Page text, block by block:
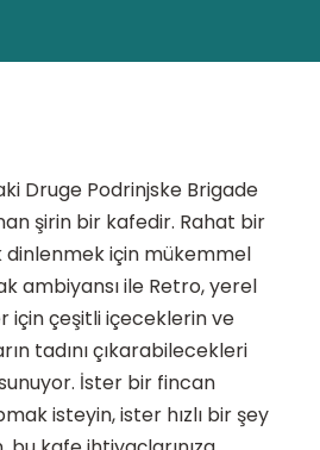
Druge Podrinjske Brigade
şirin bir kafedir. Rahat bir
için mükemmel
ambiyansı ile Retro, yerel
için çeşitli içeceklerin ve
tadını çıkarabilecekleri
İster bir fincan
isteyin, ister hızlı bir şey